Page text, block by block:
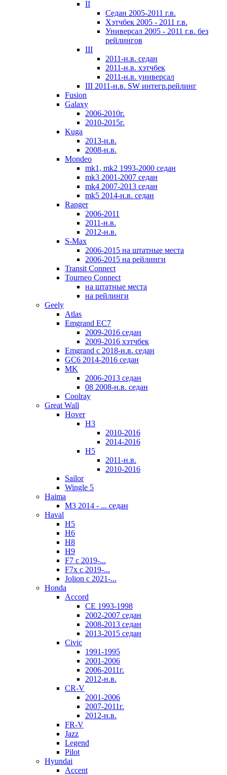
II
Седан 2005-2011 г.в.
Хэтчбек 2005 - 2011 г.в.
Универсал 2005 - 2011 г.в. без
рейлингов
III
2011-н.в. седан
2011-н.в. хэтчбек
2011-н.в. универсал
III 2011-н.в. SW интегр.рейлинг
Fusion
Galaxy
2006-2010г.
2010-2015г.
Kuga
2013-н.в.
2008-н.в.
Mondeo
mk1, mk2 1993-2000 седан
mk3 2001-2007 седан
mk4 2007-2013 седан
mk5 2014-н.в. седан
Ranger
2006-2011
2011-н.в.
2012-н.в.
S-Max
2006-2015 на штатные места
2006-2015 на рейлинги
Transit Connect
Tourneo Connect
на штатные места
на рейлинги
Geely
Atlas
Emgrand EC7
2009-2016 седан
2009-2016 хэтчбек
Emgrand с 2018-н.в. седан
GC6 2014-2016 седан
MK
2006-2013 седан
08 2008-н.в. седан
Coolray
Great Wall
Hover
H3
2010-2016
2014-2016
H5
2011-н.в.
2010-2016
Sailor
Wingle 5
Haima
M3 2014 - ... седан
Haval
H5
Н6
H8
H9
F7 с 2019-...
F7x с 2019-...
Jolion с 2021-...
Honda
Accord
CE 1993-1998
2002-2007 седан
2008-2013 седан
2013-2015 седан
Civic
1991-1995
2001-2006
2006-2011г.
2012-н.в.
CR-V
2001-2006
2007-2011г.
2012-н.в.
FR-V
Jazz
Legend
Pilot
Hyundai
Accent